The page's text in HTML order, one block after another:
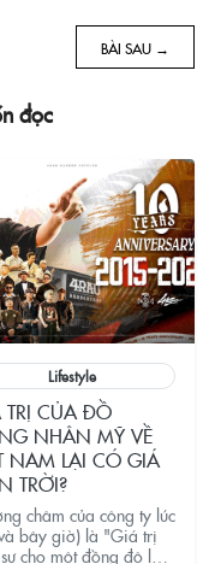
BÀI SAU →
đọc
Lifestyle
TRỊ CỦA ĐỒ
NHÂN MỸ VỀ
NAM LẠI CÓ GIÁ
TRỜI?
châm của công ty lúc
bây giờ) là "Giá trị
cho một đồng đô la